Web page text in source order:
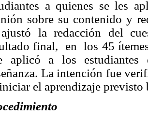
a quienes se les
sobre su contenido y
la redacción del
final,
en
los 45
aplicó a los estudiantes
La intención fue
el aprendizaje previsto